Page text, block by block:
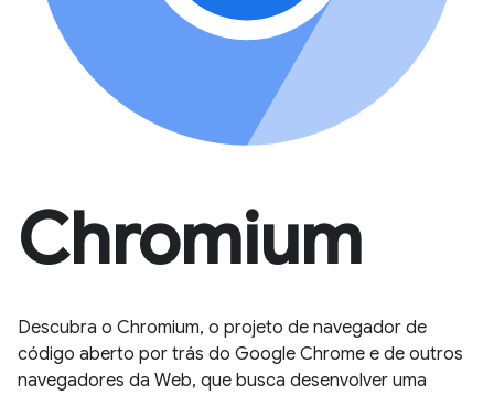
Chromium
Descubra o Chromium, o projeto de navegador de
código aberto por trás do Google Chrome e de outros
navegadores da Web, que busca desenvolver uma